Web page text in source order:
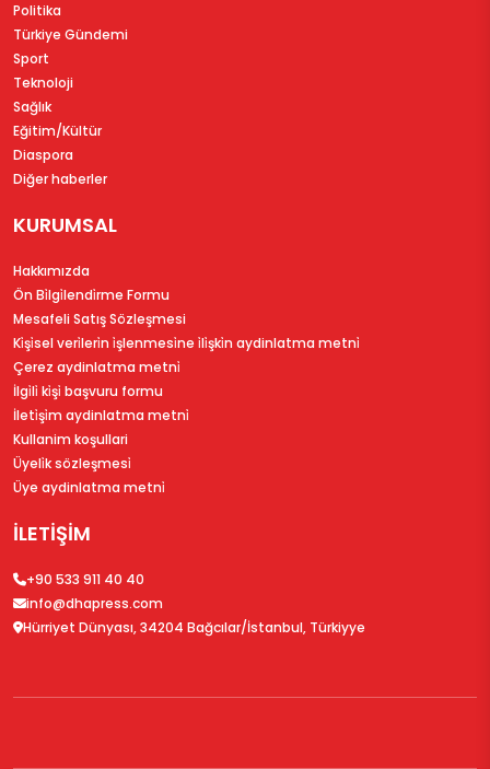
Politika
Türkiye Gündemi
Sport
Teknoloji
Sağlık
Eğitim/Kültür
Diaspora
Diğer haberler
KURUMSAL
Hakkımızda
Ön Bi̇lgi̇lendi̇rme Formu
Mesafeli Satış Sözleşmesi
Ki̇şi̇sel veri̇leri̇n i̇şlenmesi̇ne i̇li̇şki̇n aydinlatma metni̇
Çerez aydinlatma metni̇
İlgi̇li̇ ki̇şi̇ başvuru formu
İleti̇şi̇m aydinlatma metni̇
Kullanim koşullari
Üyeli̇k sözleşmesi̇
Üye aydinlatma metni̇
İLETİŞİM
+90 533 911 40 40
info@dhapress.com
Hürriyet Dünyası, 34204 Bağcılar/İstanbul, Türkiyye